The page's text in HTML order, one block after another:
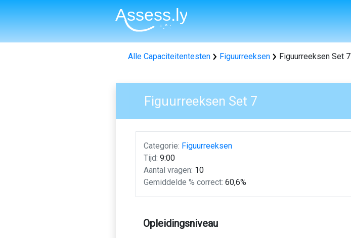
Alle Capaciteitentesten Figuurreeksen Figuurreeksen Set 7
Figuurreeksen Set 7
Categorie: Figuurreeksen
Tijd: 9:00
Aantal vragen: 10
Gemiddelde % correct: 60,6%
Opleidingsniveau